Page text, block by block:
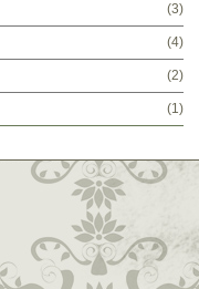
(3)
(4)
(2)
(1)